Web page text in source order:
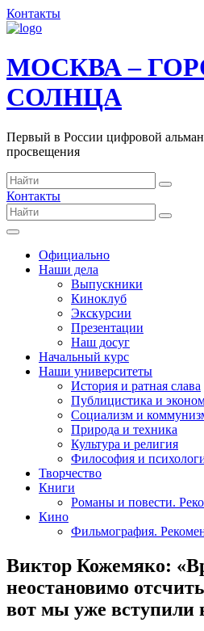
Контакты
МОСКВА –
СОЛНЦА
Первый в России цифровой
просвещения
Контакты
Официально
Наши дела
Выпускники
Киноклуб
Экскурсии
Презентации
Наш досуг
Начальный курс
Наши университеты
История и ратная слава
Публицистика и
Социализм и
Природа и техника
Культура и религия
Философия и
Творчество
Книги
Романы и повести.
Кино
Фильмография.
Виктор Кожемяко:
неостановимо
вот мы уже вступили